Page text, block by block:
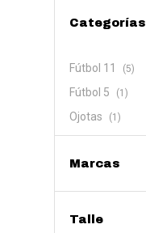
Categorías
Fútbol 11 (5)
Fútbol 5 (1)
Ojotas (1)
Marcas
Talle